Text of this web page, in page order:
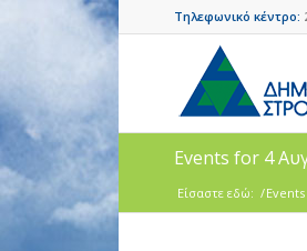
Τηλεφωνικό κέντρο:
Events for 4
Είσαστε εδώ: /Events